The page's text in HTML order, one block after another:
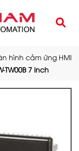
hình cảm ứng HMI
TW00B 7 inch